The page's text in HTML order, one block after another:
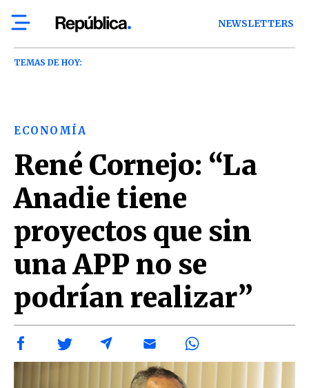
NEWSLETTERS
TEMAS DE HOY:
ECONOMÍA
René Cornejo: “La
Anadie tiene
proyectos que sin
una APP no se
podrían realizar”